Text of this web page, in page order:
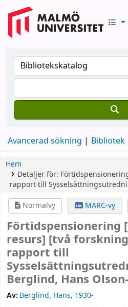
Avancerad sökning Bibliotek
Hem
Detaljer för:
rapport till
Normalvy
MARC-vy
Förtidspensionering
resurs] [två
rapport till
Berglind, Hans
Av: Berglind, Hans, 1930-